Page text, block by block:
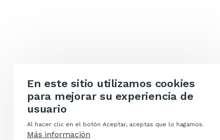
En este sitio utilizamos cookies
para mejorar su experiencia de
usuario
Al hacer clic en el botón Aceptar, aceptas que lo hagamos.
Más información